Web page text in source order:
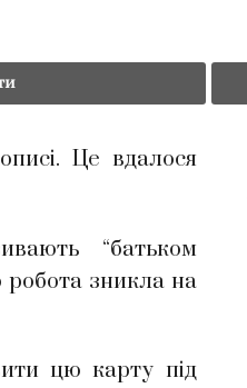
Це вдалося
“батьком
робота зникла на
цю карту під